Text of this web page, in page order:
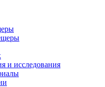
и исследования